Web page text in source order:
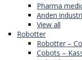
Pharma
Anden industri
View all
Robotter
Robotter –
Cobots –